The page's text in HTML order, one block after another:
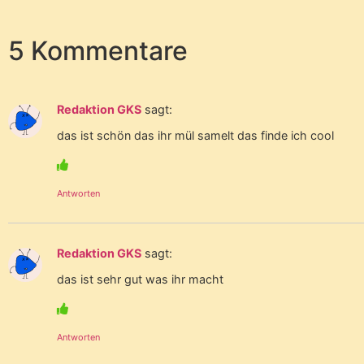
5 Kommentare
Redaktion GKS sagt:
das ist schön das ihr mül samelt das finde ich cool
Antworten
Redaktion GKS sagt:
das ist sehr gut was ihr macht
Antworten